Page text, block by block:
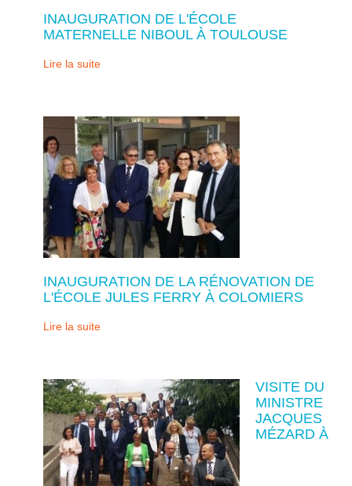
INAUGURATION DE L'ÉCOLE
MATERNELLE NIBOUL À TOULOUSE
Lire la suite
INAUGURATION DE LA RÉNOVATION DE
L'ÉCOLE JULES FERRY À COLOMIERS
Lire la suite
VISITE DU
MINISTRE
JACQUES
MÉZARD À